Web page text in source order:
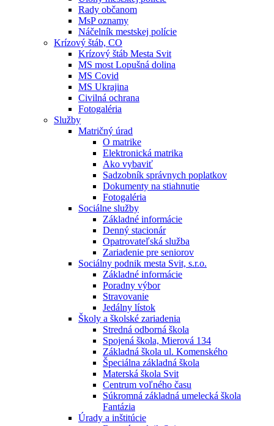
Rady občanom
MsP oznamy
Náčelník mestskej polície
Krízový štáb, CO
Krízový štáb Mesta Svit
MS most Lopušná dolina
MS Covid
MS Ukrajina
Civilná ochrana
Fotogaléria
Služby
Matričný úrad
O matrike
Elektronická matrika
Ako vybaviť
Sadzobník správnych poplatkov
Dokumenty na stiahnutie
Fotogaléria
Sociálne služby
Základné informácie
Denný stacionár
Opatrovateľská služba
Zariadenie pre seniorov
Sociálny podnik mesta Svit, s.r.o.
Základné informácie
Poradny výbor
Stravovanie
Jedálny lístok
Školy a školské zariadenia
Stredná odborná škola
Spojená škola, Mierová 134
Základná škola ul. Komenského
Špeciálna základná škola
Materská škola Svit
Centrum voľného času
Súkromná základná umelecká škola
Fantázia
Úrady a inštitúcie